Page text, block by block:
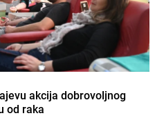
akcija dobrovoljnog
od raka